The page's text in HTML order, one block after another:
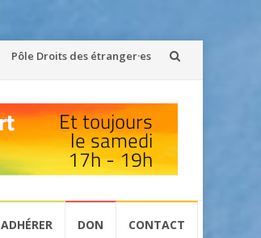
Pôle Droits des étranger·es
ADHÉRER DON CONTACT